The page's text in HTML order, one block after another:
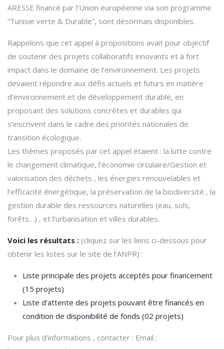
ARESSE financé par l’Union européenne via son programme
“Tunisie verte & Durable”, sont désormais disponibles.
Rappelons que cet appel à propositions avait pour objectif
de soutenir des projets collaboratifs innovants et à fort
impact dans le domaine de l’environnement. Les projets
devaient répondre aux défis actuels et futurs en matière
d’environnement et de développement durable, en
proposant des solutions concrètes et durables qui
s’inscrivent dans le cadre des priorités nationales de
transition écologique.
Les thèmes proposés par cet appel étaient : la lutte contre
le changement climatique, l’économie circulaire/Gestion et
valorisation des déchets , les énergies renouvelables et
l’efficacité énergétique, la préservation de la biodiversité , la
gestion durable des ressources naturelles (eau, sols,
forêts…) , et l’urbanisation et villes durables.
Voici les résultats : (cliquez sur les liens ci-dessous pour
obtenir les listes sur le site de l’ANPR) :
Liste principale des projets acceptés pour financement
(15 projets)
Liste d’attente des projets pouvant être financés en
condition de disponibilité de fonds (02 projets)
Pour plus d’informations , contacter : Email :